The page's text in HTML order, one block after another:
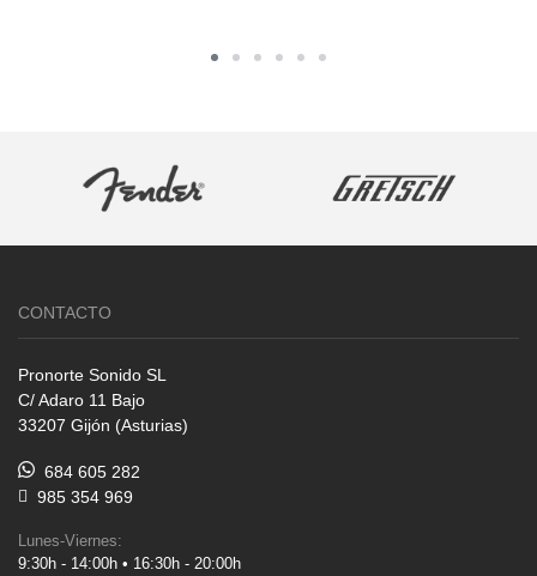
CONTACTO
Pronorte Sonido SL
C/ Adaro 11 Bajo
33207 Gijón (Asturias)
684 605 282
985 354 969
Lunes-Viernes:
9:30h - 14:00h • 16:30h - 20:00h